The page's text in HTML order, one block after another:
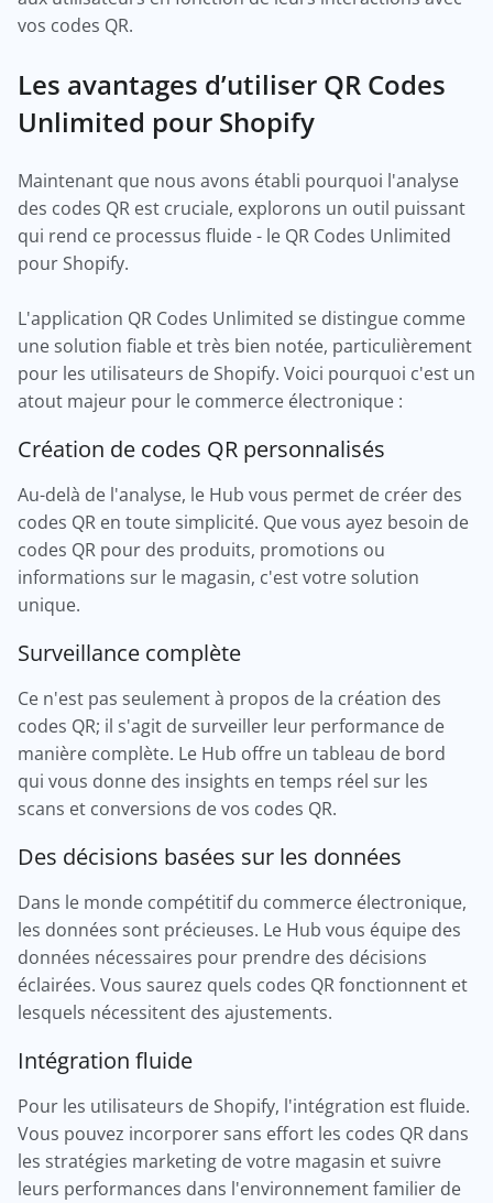
vos codes QR.
Les avantages d’utiliser QR Codes
Unlimited pour Shopify
Maintenant que nous avons établi pourquoi l'analyse
des codes QR est cruciale, explorons un outil puissant
qui rend ce processus fluide - le QR Codes Unlimited
pour Shopify.
L'application QR Codes Unlimited se distingue comme
une solution fiable et très bien notée, particulièrement
pour les utilisateurs de Shopify. Voici pourquoi c'est un
atout majeur pour le commerce électronique :
Création de codes QR personnalisés
Au-delà de l'analyse, le Hub vous permet de créer des
codes QR en toute simplicité. Que vous ayez besoin de
codes QR pour des produits, promotions ou
informations sur le magasin, c'est votre solution
unique.
Surveillance complète
Ce n'est pas seulement à propos de la création des
codes QR; il s'agit de surveiller leur performance de
manière complète. Le Hub offre un tableau de bord
qui vous donne des insights en temps réel sur les
scans et conversions de vos codes QR.
Des décisions basées sur les données
Dans le monde compétitif du commerce électronique,
les données sont précieuses. Le Hub vous équipe des
données nécessaires pour prendre des décisions
éclairées. Vous saurez quels codes QR fonctionnent et
lesquels nécessitent des ajustements.
Intégration fluide
Pour les utilisateurs de Shopify, l'intégration est fluide.
Vous pouvez incorporer sans effort les codes QR dans
les stratégies marketing de votre magasin et suivre
leurs performances dans l'environnement familier de